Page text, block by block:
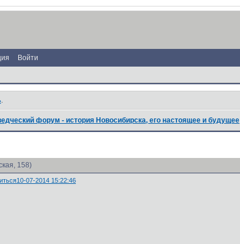
Войти
.
форум - история Новосибирска, его настоящее и будущее
158)
10-07-2014 15:22:46